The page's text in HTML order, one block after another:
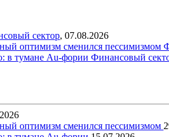
сектор, 07.08.2026
оптимизм сменился пессимизмом
в тумане Au-фории Финансовый
оптимизм сменился пессимизмом